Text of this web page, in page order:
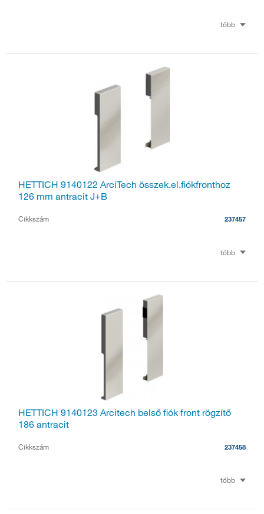
több
HETTICH 9140122 ArciTech összek.el.fiókfronthoz
126 mm antracit J+B
Cikkszám 237457
több
HETTICH 9140123 Arcitech belső fiók front rögzítő
186 antracit
Cikkszám 237458
több